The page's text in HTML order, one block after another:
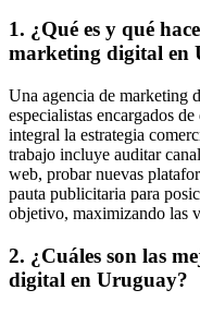
1. ¿Qué es y qué
marketing digital en
Una agencia de marketing
especialistas encargados
integral la estrategia
trabajo incluye auditar
web, probar nuevas
pauta publicitaria para
objetivo, maximizando las
2. ¿Cuáles son las
digital en Uruguay?